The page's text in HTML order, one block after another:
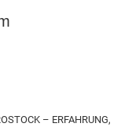
– ERFAHRUNG,